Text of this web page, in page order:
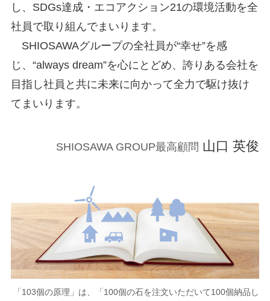
し、SDGs達成・エコアクション21の環境活動を全
社員で取り組んでまいります。
SHIOSAWAグループの全社員が“幸せ”を感
じ、“always dream”を心にとどめ、誇りある会社を
目指し社員と共に未来に向かって全力で駆け抜け
てまいります。
SHIOSAWA GROUP最高顧問 山口 英俊
「103個の原理」は、「100個の石を注文いただいて100個納品し